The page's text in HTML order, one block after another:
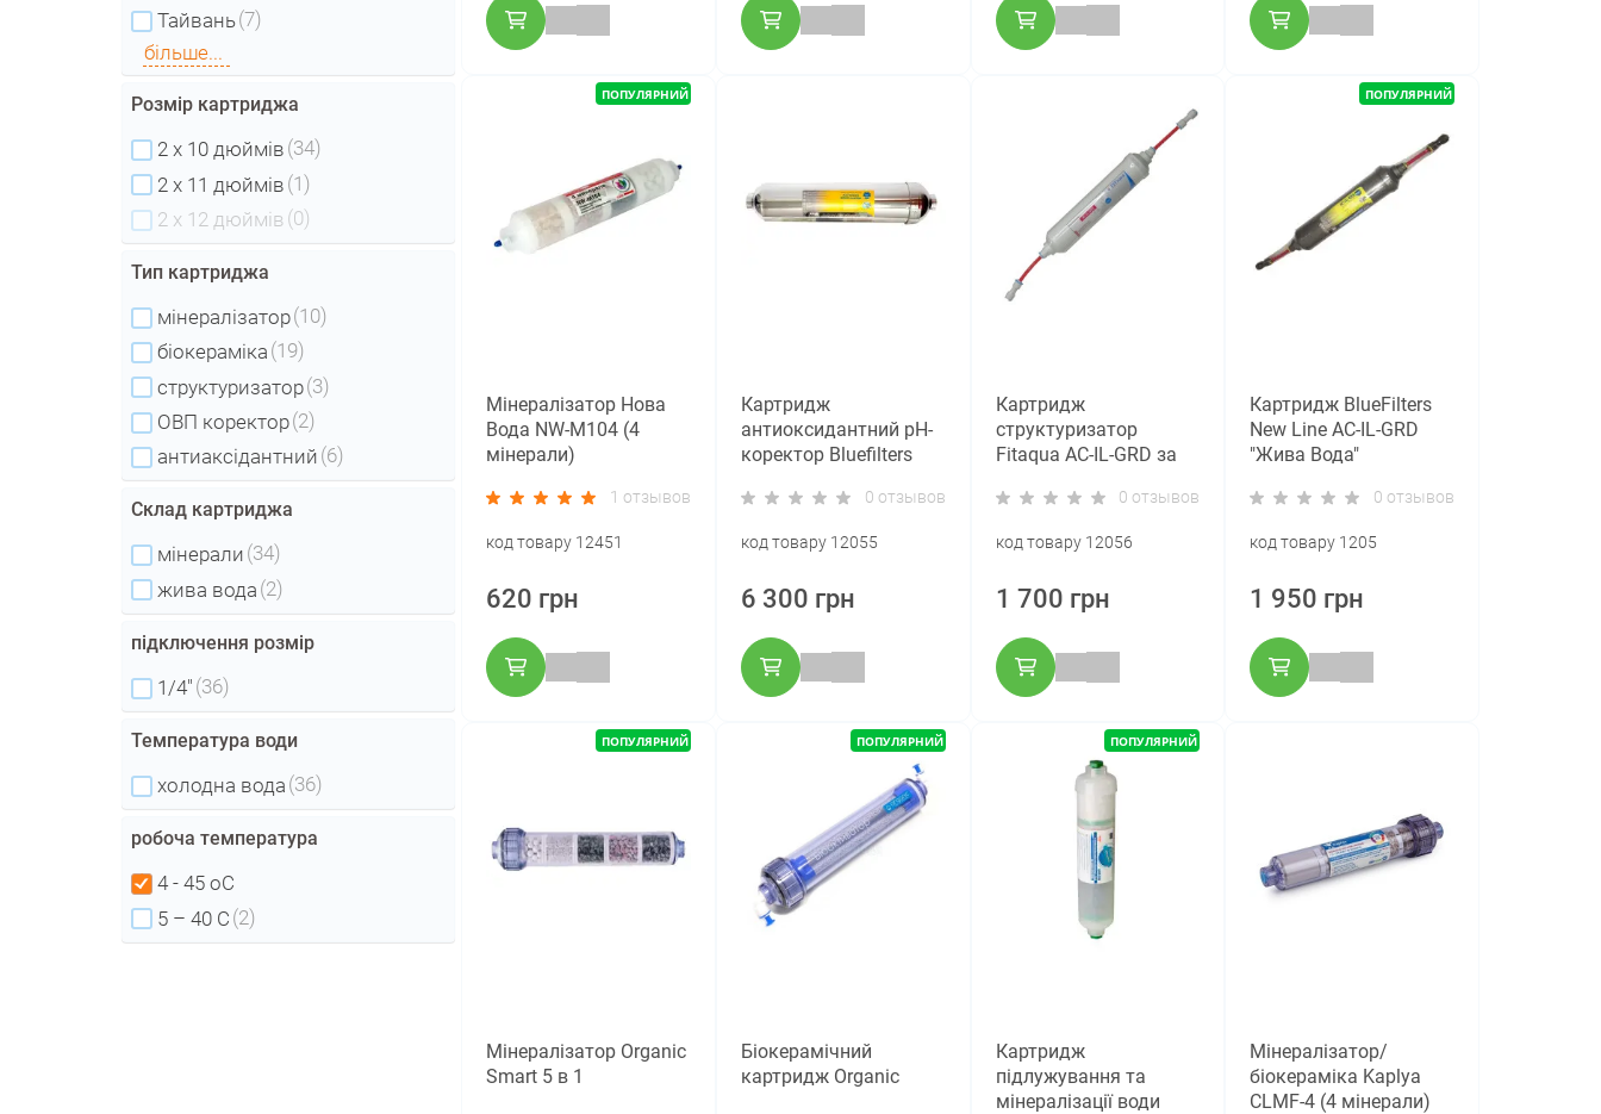
Тайвань(7)
більше...
Розмір картриджа
2 х 10 дюймів (34)
2 х 11 дюймів (1)
2 х 12 дюймів (0)
Тип картриджа
мінералізатор(10)
біокераміка (19)
структуризатор(3)
ОВП коректор(2)
антиаксідантний (6)
Склад картриджа
мінерали (34)
жива вода (2)
підключення розмір
1/4" (36)
Температура води
холодна вода (36)
робоча температура
4 - 45 оС
5 – 40 С (2)
ПОПУЛЯРНИЙ
Мінералізатор Нова
Вода NW-M104 (4
мінерали)
1 отзывов
код товару 12451
620 грн
Картридж
антиоксидантний pH-
коректор Bluefilters
0 отзывов
код товару 12055
6 300 грн
Картридж
структуризатор
Fitaqua AC-IL-GRD за
0 отзывов
код товару 12056
1 700 грн
ПОПУЛЯРНИЙ
Картридж BlueFilters
New Line AC-IL-GRD
"Жива Вода"
0 отзывов
код товару 1205
1 950 грн
ПОПУЛЯРНИЙ
Мінералізатор Organic
Smart 5 в 1
ПОПУЛЯРНИЙ
Біокерамічний
картридж Organic
ПОПУЛЯРНИЙ
Картридж
підлужування та
мінералізації води
Мінералізатор/
біокераміка Kaplya
CLMF-4 (4 мінерали)